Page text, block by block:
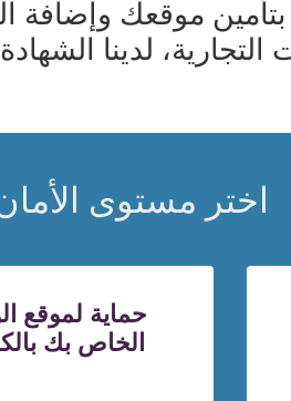
لدينا
اختر مستوى
حماية لموقع
الخاص بك